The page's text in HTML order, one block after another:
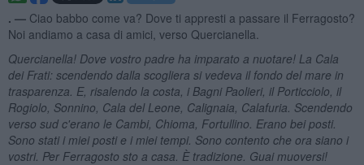
. — Ciao babbo come va? Dove ti appresti a passare il Ferragosto?
Noi andiamo a casa di amici, verso Quercianella.
Quercianella! Dove vostro padre ha imparato a nuotare! La Cala
dei Frati: scendendo dalla scogliera si vedeva il fondo del mare in
trasparenza. E, risalendo la costa, i Bagni Paolieri, il Porticciolo, il
Rogiolo, Sonnino, Cala del Leone, Calignaia, Calafuria. Scendendo
verso sud c'erano le Cambi, Chioma, Fortullino. Erano bei posti.
Sono stati i miei posti e i miei tempi. Sono contento che ora siano i
vostri. Per Ferragosto sto a casa. È tradizione. Guai muoversi!